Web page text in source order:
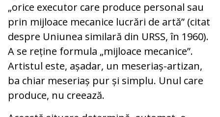
„orice executor care produce personal sau
prin mijloace mecanice lucrări de artă” (citat
despre Uniunea similară din URSS, în 1960).
A se reține formula „mijloace mecanice”.
Artistul este, așadar, un meseriaș-artizan,
ba chiar meseriaș pur și simplu. Unul care
produce, nu creează.